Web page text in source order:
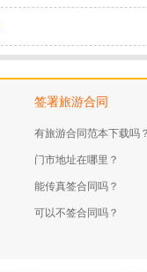
签署旅游合同
有旅游合同范本下载吗
门市地址在哪里？
能传真签合同吗？
可以不签合同吗？